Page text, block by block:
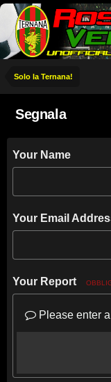
Solo la Ternana!
Segnala
Your Name
Your Email
Your Report
Please enter